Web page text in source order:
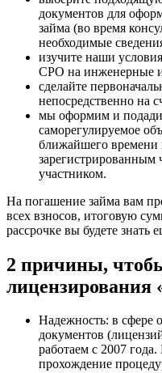
документов для
займа (во время
необходимые
изучите наши
СРО на инженерные
сделайте
непосредственно на
мы оформим и
саморегулируемое
ближайшего времени
участником.
На погашение займа вам
всех взносов, итоговую
рассрочке вы будете знать
2 причины,
лицензирования
Надежность: в сфере
документов
работаем с 2007
прохождение